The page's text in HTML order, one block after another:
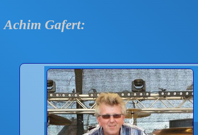
Achim Gafert: